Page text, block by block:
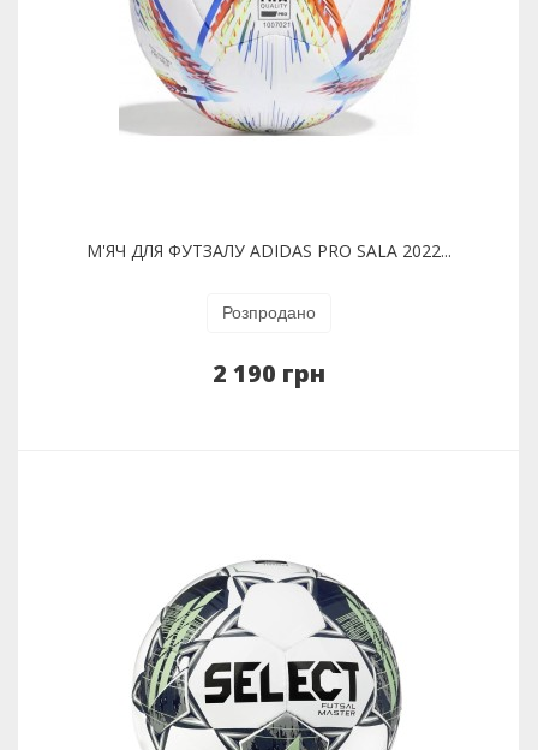
М'ЯЧ ДЛЯ ФУТЗАЛУ ADIDAS PRO SALA 2022...
Розпродано
2 190 грн